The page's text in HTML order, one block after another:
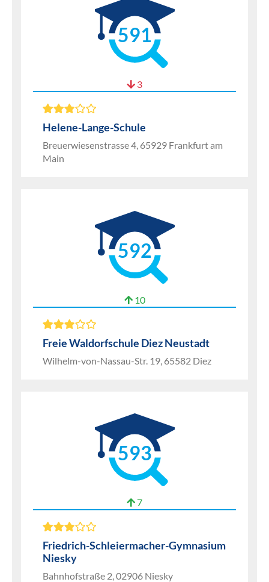
591
3
Helene-Lange-Schule
Breuerwiesenstrasse 4, 65929 Frankfurt am
Main
592
10
Freie Waldorfschule Diez Neustadt
Wilhelm-von-Nassau-Str. 19, 65582 Diez
593
7
Friedrich-Schleiermacher-Gymnasium
Niesky
Bahnhofstraße 2, 02906 Niesky